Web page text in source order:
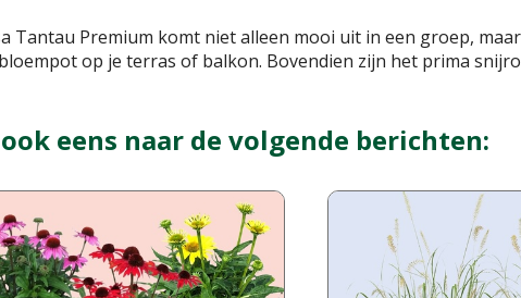
Tantau Premium komt niet alleen mooi uit in een groep,
op je terras of balkon. Bovendien zijn het prima
eens naar de volgende berichten: